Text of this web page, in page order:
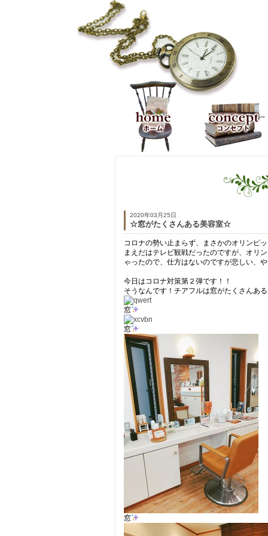
2020年03月25日
☆窓がたくさんある美容室☆
コロナの勢い止まらず、まさかのオリンピ
まえだはテレビ観戦だったのですが、オリ
ゃったので、仕方はないのですが悲しい、
今日はコロナ対策第２弾です！！
そうなんです！チアフルは窓がたくさんあ
窓
窓
窓